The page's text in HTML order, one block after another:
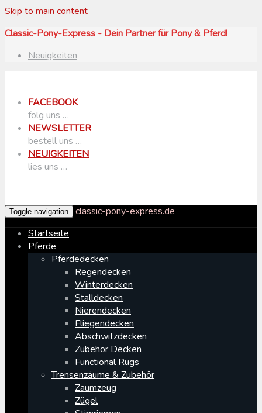
Skip to main content
Classic-Pony-Express - Dein Partner für Pony & Pferd!
Neuigkeiten
FACEBOOK
folg uns …
NEWSLETTER
bestell uns …
NEUIGKEITEN
lies uns …
Toggle navigation
classic-pony-express.de
Startseite
Pferde
Pferdedecken
Regendecken
Winterdecken
Stalldecken
Nierendecken
Fliegendecken
Abschwitzdecken
Zubehör Decken
Functional Rugs
Trensenzäume & Zubehör
Zaumzeug
Zügel